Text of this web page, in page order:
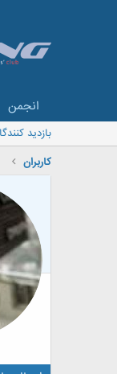
انجمن
بازدید
کاربران